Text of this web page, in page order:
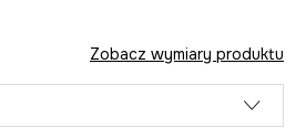
Zobacz wymiary produktu